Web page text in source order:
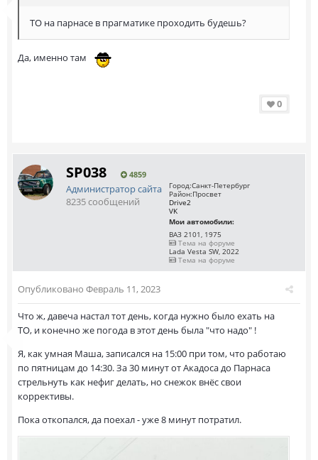
ТО на парнасе в прагматике проходить будешь?
Да, именно там
0
SP038 4859
Администратор сайта
8235 сообщений
Город:Санкт-Петербург
Район:Просвет
Drive2
VK
Мои автомобили:
ВАЗ 2101, 1975
Тема на форуме
Lada Vesta SW, 2022
Тема на форуме
Опубликовано Февраль 11, 2023
Что ж, давеча настал тот день, когда нужно было ехать на
ТО, и конечно же погода в этот день была "что надо" !
Я, как умная Маша, записался на 15:00 при том, что работаю
по пятницам до 14:30. За 30 минут от Акадоса до Парнаса
стрельнуть как нефиг делать, но снежок внёс свои
коррективы.
Пока откопался, да поехал - уже 8 минут потратил.